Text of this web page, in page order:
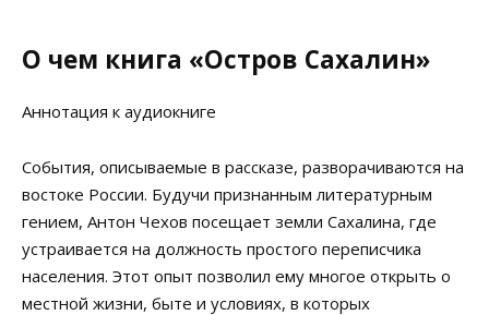
О чем книга «Остров Сахалин»
Аннотация к аудиокниге
События, описываемые в рассказе, разворачиваются на
востоке России. Будучи признанным литературным
гением, Антон Чехов посещает земли Сахалина, где
устраивается на должность простого переписчика
населения. Этот опыт позволил ему многое открыть о
местной жизни, быте и условиях, в которых